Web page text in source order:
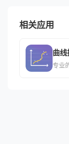
相关应用
曲
专业